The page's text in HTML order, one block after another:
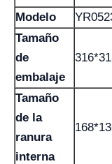
Modelo
Tamaño
de
embalaje
Tamaño
de la
ranura
interna